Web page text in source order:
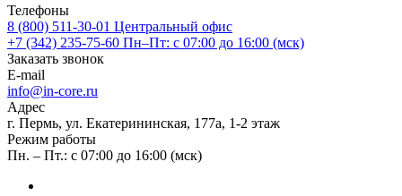
Телефоны
8 (800) 511-30-01 Центральный офис
+7 (342) 235-75-60 Пн–Пт: с 07:00 до 16:00 (мск)
Заказать звонок
E-mail
info@in-core.ru
Адрес
г. Пермь, ул. ​Екатерининская, 177а, ​1-2 этаж
Режим работы
Пн. – Пт.: с 07:00 до 16:00 (мск)